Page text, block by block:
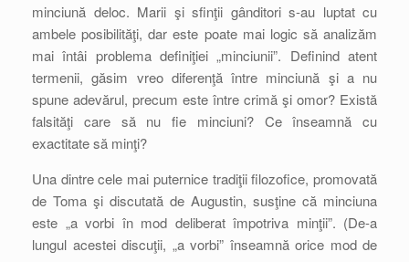
minciună deloc. Marii şi sfinţii gânditori s-au luptat cu
ambele posibilităţi, dar este poate mai logic să analizăm
mai întâi problema definiţiei „minciunii”. Definind atent
termenii, găsim vreo diferenţă între minciună şi a nu
spune adevărul, precum este între crimă şi omor? Există
falsităţi care să nu fie minciuni? Ce înseamnă cu
exactitate să minţi?
Una dintre cele mai puternice tradiţii filozofice, promovată
de Toma şi discutată de Augustin, susţine că minciuna
este „a vorbi în mod deliberat împotriva minţii”. (De-a
lungul acestei discuţii, „a vorbi” înseamnă orice mod de